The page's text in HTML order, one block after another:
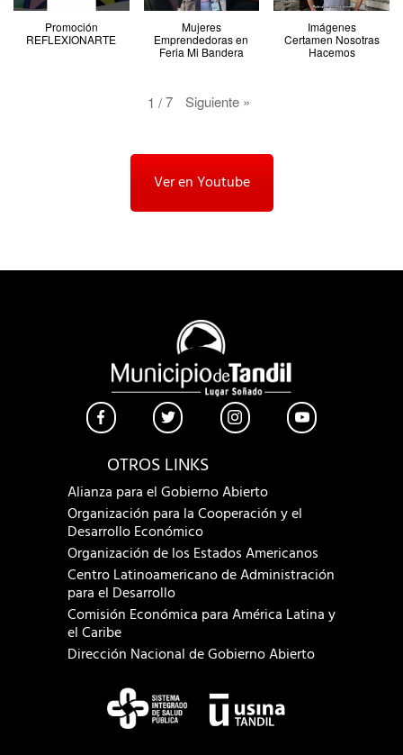
Promoción
REFLEXIONARTE
Mujeres
Emprendedoras en
Feria Mi Bandera
Imágenes
Certamen Nosotras
Hacemos
1 /7 Siguiente »
Ver en Youtube
OTROS LINKS
Alianza para el Gobierno Abierto
Organización para la Cooperación y el
Desarrollo Económico
Organización de los Estados Americanos
Centro Latinoamericano de Administración
para el Desarrollo
Comisión Económica para América Latina y
el Caribe
Dirección Nacional de Gobierno Abierto